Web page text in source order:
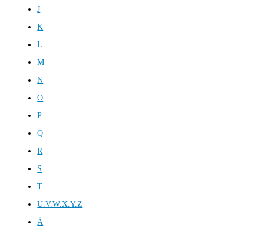
J
K
L
M
N
O
P
Q
R
S
T
U.V.W.X.Y.Z
Ä